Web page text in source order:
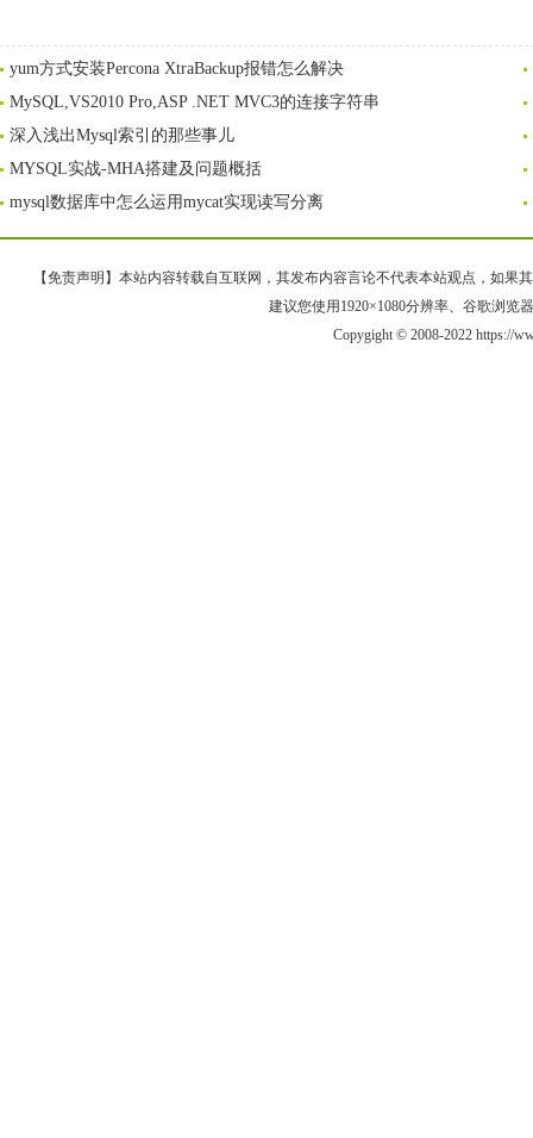
yum方式安装Percona XtraBackup报错怎么解决
MySQL,VS2010 Pro,ASP .NET MVC3的连接字符串
深入浅出Mysql索引的那些事儿
MYSQL实战-MHA搭建及问题概括
mysql数据库中怎么运用mycat实现读写分离
【免责声明】本站内容转载自互联网，其发布内容言论不代表本站观点，如果
建议您使用1920×1080分辨率、谷歌浏览
Copygight © 2008-2022 https://